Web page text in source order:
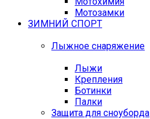
Мотозамки
ЗИМНИЙ СПОРТ
Лыжное снаряжение
Лыжи
Крепления
Ботинки
Палки
Защита для сноуборда